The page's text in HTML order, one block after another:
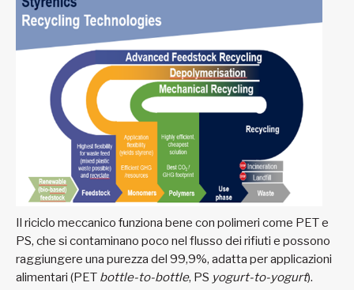
Il riciclo meccanico funziona bene con polimeri come PET e
PS, che si contaminano poco nel flusso dei rifiuti e possono
raggiungere una purezza del 99,9%, adatta per applicazioni
alimentari (PET bottle-to-bottle, PS yogurt-to-yogurt).